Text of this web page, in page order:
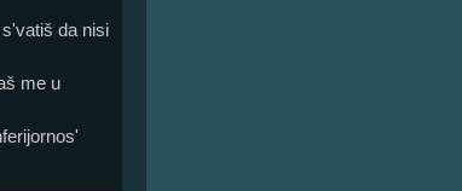
da nisi
me u